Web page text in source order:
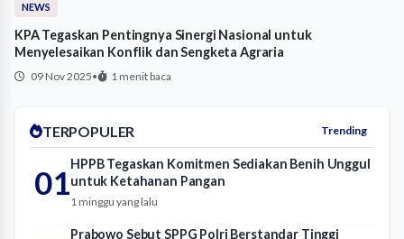
NEWS
KPA Tegaskan Pentingnya Sinergi Nasional untuk
Menyelesaikan Konflik dan Sengketa Agraria
09 Nov 2025• 1 menit baca
TERPOPULER Trending
01HPPB Tegaskan Komitmen Sediakan Benih Unggul
untuk Ketahanan Pangan
1 minggu yang lalu
Prabowo Sebut SPPG Polri Berstandar Tinggi